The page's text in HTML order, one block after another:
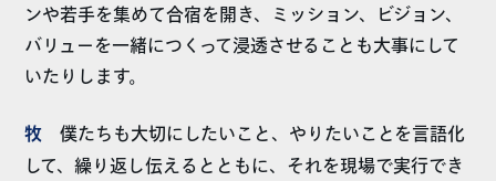
ンや若手を集めて合宿を開き、ミッション、ビジョン、
バリューを一緒につくって浸透させることも大事にして
いたりします。
牧 僕たちも大切にしたいこと、やりたいことを言語化
して、繰り返し伝えるとともに、それを現場で実行でき